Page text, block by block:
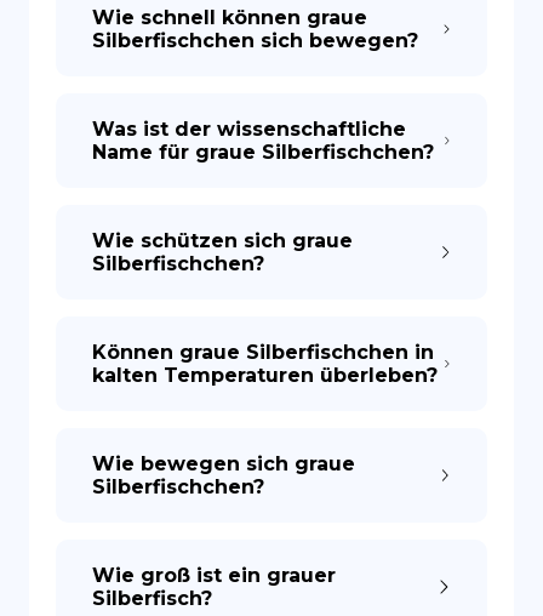
Wie schnell können graue
Silberfischchen sich bewegen?
Was ist der wissenschaftliche
Name für graue Silberfischchen?
Wie schützen sich graue
Silberfischchen?
Können graue Silberfischchen in
kalten Temperaturen überleben?
Wie bewegen sich graue
Silberfischchen?
Wie groß ist ein grauer
Silberfisch?